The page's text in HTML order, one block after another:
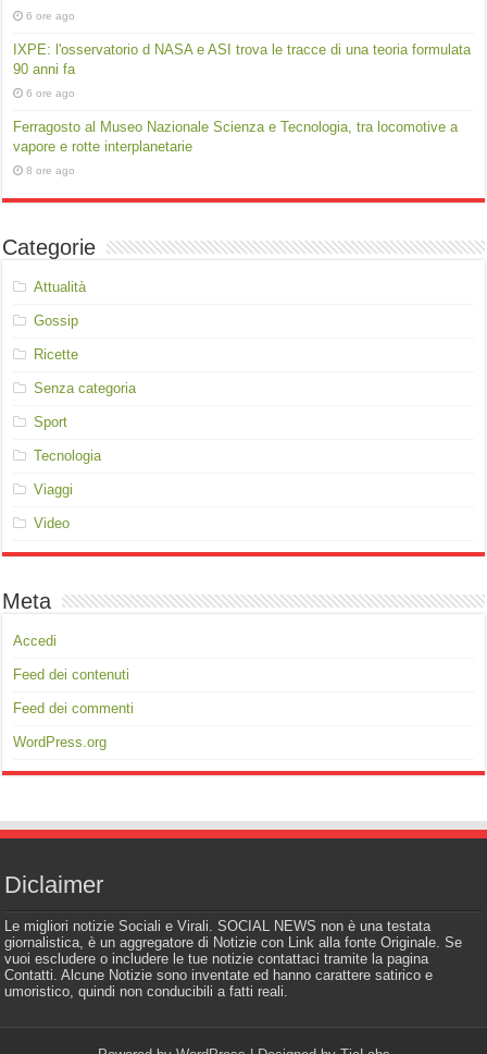
6 ore ago
IXPE: l'osservatorio d NASA e ASI trova le tracce di una teoria formulata
90 anni fa
6 ore ago
Ferragosto al Museo Nazionale Scienza e Tecnologia, tra locomotive a
vapore e rotte interplanetarie
8 ore ago
Categorie
Attualità
Gossip
Ricette
Senza categoria
Sport
Tecnologia
Viaggi
Video
Meta
Accedi
Feed dei contenuti
Feed dei commenti
WordPress.org
Diclaimer
Le migliori notizie Sociali e Virali. SOCIAL NEWS non è una testata
giornalistica, è un aggregatore di Notizie con Link alla fonte Originale. Se
vuoi escludere o includere le tue notizie contattaci tramite la pagina
Contatti. Alcune Notizie sono inventate ed hanno carattere satirico e
umoristico, quindi non conducibili a fatti reali.